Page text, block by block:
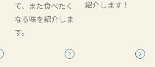
て、また食べたく
なる味を紹介しま
す。
紹介します！